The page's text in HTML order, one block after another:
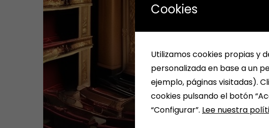
Cookies
Utilizamos cookies propias y
personalizada en base a un
ejemplo, páginas visitadas).
cookies pulsando el botón
“Configurar”. Lee nuestra